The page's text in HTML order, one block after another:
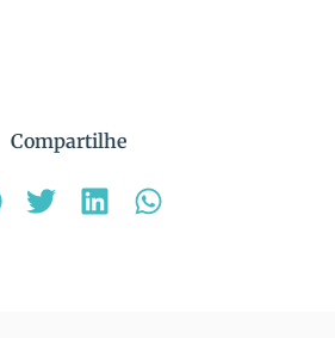
Compartilhe